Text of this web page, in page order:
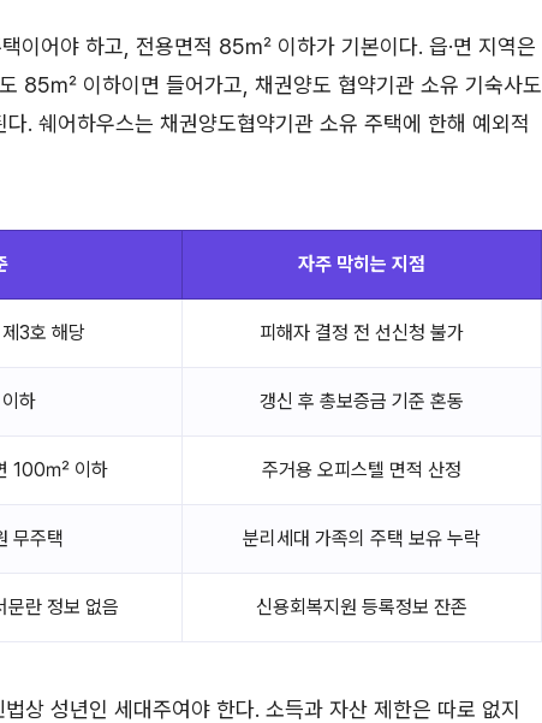
이어야 하고, 전용면적 85㎡ 이하가 기본이다. 읍·면 지역은
85㎡ 이하이면 들어가고, 채권양도 협약기관 소유 기숙사도
. 쉐어하우스는 채권양도협약기관 소유 주택에 한해 예외적
자주 막히는 지점
3호 해당 피해자 결정 전 선신청 불가
하 갱신 후 총보증금 기준 혼동
100㎡ 이하 주거용 오피스텔 면적 산정
무주택 분리세대 가족의 주택 보유 누락
문란 정보 없음 신용회복지원 등록정보 잔존
상 성년인 세대주여야 한다. 소득과 자산 제한은 따로 없지